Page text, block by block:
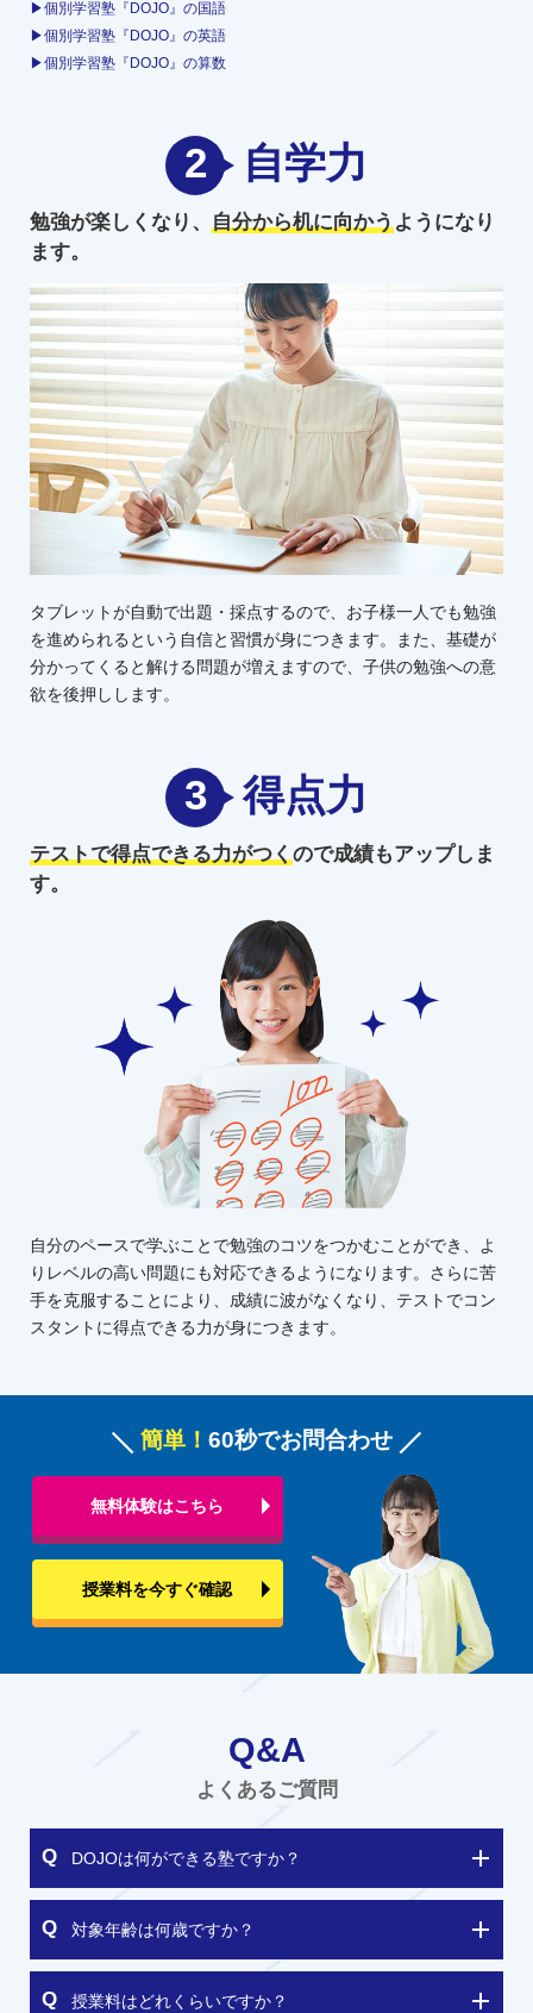
▶個別学習塾『DOJO』の国語
▶個別学習塾『DOJO』の英語
▶個別学習塾『DOJO』の算数
2 自学力
勉強が楽しくなり、 自分から机に向かうようになり
ます。
タブレットが自動で出題・採点するので、お子様一人でも勉強
を進められるという自信と習慣が身につきます。また、基礎が
分かってくると解ける問題が増えますので、子供の勉強への意
欲を後押しします。
3 得点力
テストで得点できる力がつくので成績もアップしま
す。
自分のペースで学ぶことで勉強のコツをつかむことができ、よ
りレベルの高い問題にも対応できるようになります。さらに苦
手を克服することにより、成績に波がなくなり、テストでコン
スタントに得点できる力が身につきます。
簡単！ 60秒でお問合わせ
無料体験はこちら
授業料を今すぐ確認
Q&A
よくあるご質問
DOJOは何ができる塾ですか？
対象年齢は何歳ですか？
授業料はどれくらいですか？